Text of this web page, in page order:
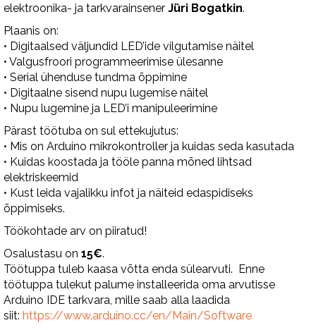
elektroonika- ja tarkvarainsener Jüri Bogatkin.
Plaanis on:
• Digitaalsed väljundid LED’ide vilgutamise näitel
• Valgusfroori programmeerimise ülesanne
• Serial ühenduse tundma õppimine
• Digitaalne sisend nupu lugemise näitel
• Nupu lugemine ja LED’i manipuleerimine
Pärast töötuba on sul ettekujutus:
• Mis on Arduino mikrokontroller ja kuidas seda kasutada
• Kuidas koostada ja tööle panna mõned lihtsad
elektriskeemid
• Kust leida vajalikku infot ja näiteid edaspidiseks
õppimiseks.
Töökohtade arv on piiratud!
Osalustasu on 15€.
Töötuppa tuleb kaasa võtta enda sülearvuti. Enne
töötuppa tulekut palume installeerida oma arvutisse
Arduino IDE tarkvara, mille saab alla laadida
siit: https://www.arduino.cc/en/Main/Software